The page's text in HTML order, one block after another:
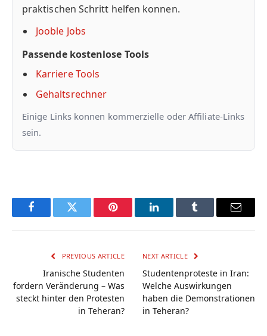
praktischen Schritt helfen konnen.
Jooble Jobs
Passende kostenlose Tools
Karriere Tools
Gehaltsrechner
Einige Links konnen kommerzielle oder Affiliate-Links
sein.
FacebookTwitter Pinterest LinkedInTumblr Email
PREVIOUS ARTICLE
Iranische Studenten
fordern Veränderung – Was
steckt hinter den Protesten
in Teheran?
NEXT ARTICLE
Studentenproteste in Iran:
Welche Auswirkungen
haben die Demonstrationen
in Teheran?